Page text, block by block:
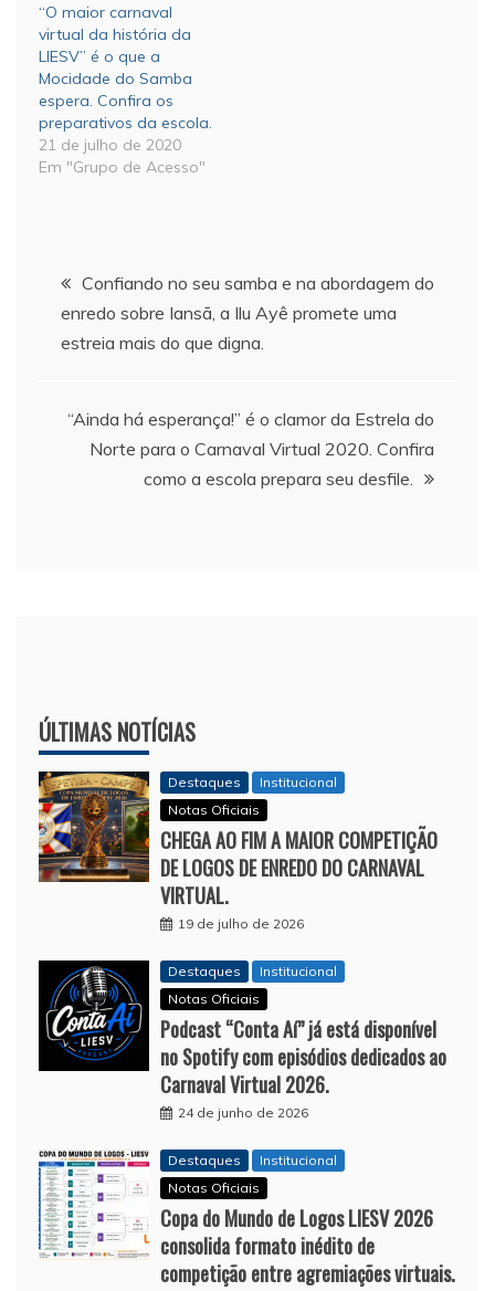
“O maior carnaval
virtual da história da
LIESV” é o que a
Mocidade do Samba
espera. Confira os
preparativos da escola.
21 de julho de 2020
Em "Grupo de Acesso"
Navegação
de
Confiando no seu samba e na abordagem do
enredo sobre Iansã, a Ilu Ayê promete uma
estreia mais do que digna.
“Ainda há esperança!” é o clamor da Estrela do
Norte para o Carnaval Virtual 2020. Confira
como a escola prepara seu desfile.
ÚLTIMAS NOTÍCIAS
Destaques
Institucional
Notas Oficiais
CHEGA AO FIM A MAIOR COMPETIÇÃO
DE LOGOS DE ENREDO DO CARNAVAL
VIRTUAL.
19 de julho de 2026
Destaques
Institucional
Notas Oficiais
Podcast “Conta Aí” já está disponível
no Spotify com episódios dedicados ao
Carnaval Virtual 2026.
24 de junho de 2026
Destaques
Institucional
Notas Oficiais
Copa do Mundo de Logos LIESV 2026
consolida formato inédito de
competição entre agremiações virtuais.